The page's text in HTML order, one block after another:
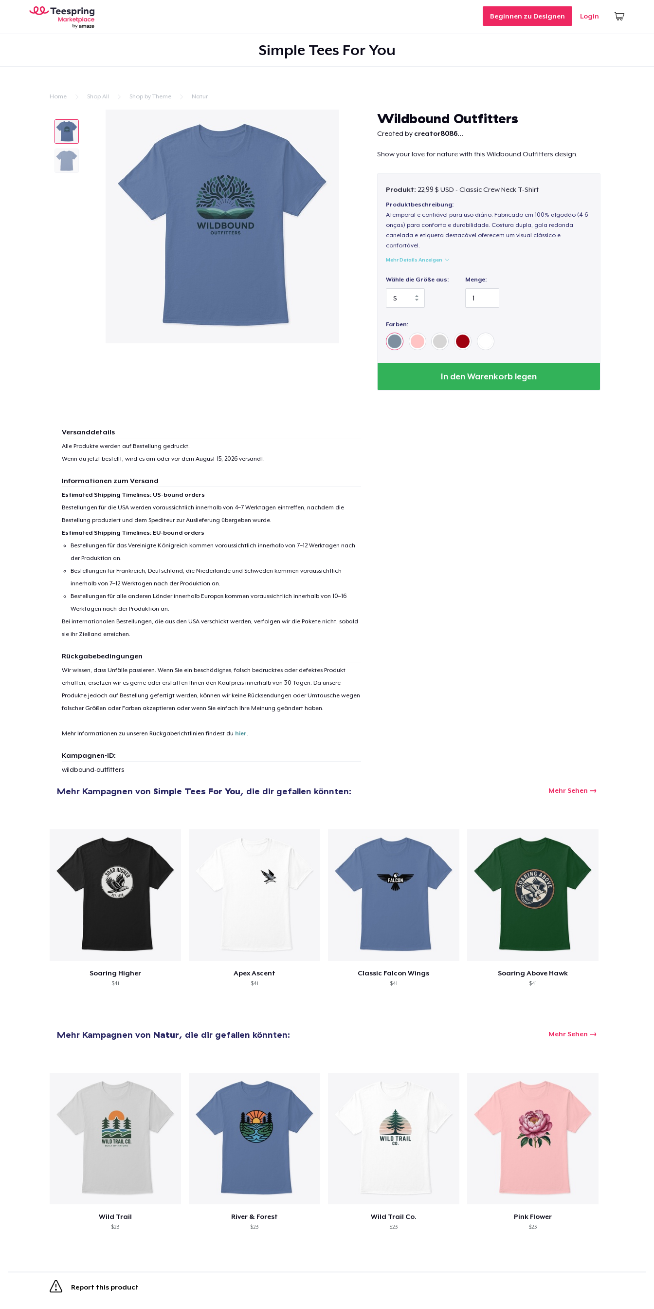
Beginnen zu Designen Login
Simple Tees For You
Home Shop All Shop by Theme Natur
Wildbound Outfitters
Created by creator8086...
Show your love for nature with this Wildbound Outfitters design.
Produkt: 22,99 $ USD - Classic Crew Neck T-Shirt
Produktbeschreibung:
Atemporal e confiável para uso diário. Fabricado em 100% algodão (4-6
onças) para conforto e durabilidade. Costura dupla, gola redonda
canelada e etiqueta destacável oferecem um visual clássico e
confortável.
Mehr Details Anzeigen
Wähle die Größe aus: Menge:
Farben:
In den Warenkorb legen
Versanddetails
Alle Produkte werden auf Bestellung gedruckt.
Wenn du jetzt bestellt, wird es am oder vor dem August 15, 2026versandt.
Informationen zum Versand
Estimated Shipping Timelines: US-bound orders
Bestellungen für die USA werden voraussichtlich innerhalb von 4–7 Werktagen eintreffen, nachdem die
Bestellung produziert und dem Spediteur zur Auslieferung übergeben wurde.
Estimated Shipping Timelines: EU-bound orders
Bestellungen für das Vereinigte Königreich kommen voraussichtlich innerhalb von 7–12 Werktagen nach
der Produktion an.
Bestellungen für Frankreich, Deutschland, die Niederlande und Schweden kommen voraussichtlich
innerhalb von 7–12 Werktagen nach der Produktion an.
Bestellungen für alle anderen Länder innerhalb Europas kommen voraussichtlich innerhalb von 10–16
Werktagen nach der Produktion an.
Bei internationalen Bestellungen, die aus den USA verschickt werden, verfolgen wir die Pakete nicht, sobald
sie ihr Zielland erreichen.
Rückgabebedingungen
Wir wissen, dass Unfälle passieren. Wenn Sie ein beschädigtes, falsch bedrucktes oder defektes Produkt
erhalten, ersetzen wir es gerne oder erstatten Ihnen den Kaufpreis innerhalb von 30 Tagen. Da unsere
Produkte jedoch auf Bestellung gefertigt werden, können wir keine Rücksendungen oder Umtausche wegen
falscher Größen oder Farben akzeptieren oder wenn Sie einfach Ihre Meinung geändert haben.
Mehr Informationen zu unseren Rückgaberichtlinien findest du hier.
Kampagnen-ID:
wildbound-outfitters
Mehr Kampagnen von Simple Tees For You, die dir gefallen könnten: Mehr Sehen
Soaring Higher
$41
Apex Ascent
$41
Classic Falcon Wings
$41
Soaring Above Hawk
$41
Mehr Kampagnen von Natur, die dir gefallen könnten: Mehr Sehen
Wild Trail
$23
River & Forest
$23
Wild Trail Co.
$23
Pink Flower
$23
Report this product
1 Artikel wurde zum Einkaufswagen